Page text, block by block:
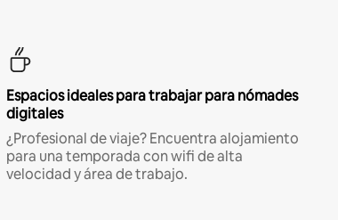
Espacios ideales para trabajar para nómades
digitales
¿Profesional de viaje? Encuentra alojamiento
para una temporada con wifi de alta
velocidad y área de trabajo.